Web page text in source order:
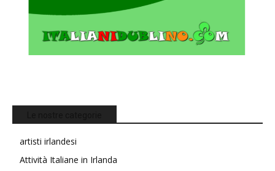
artisti irlandesi
Attività Italiane in Irlanda